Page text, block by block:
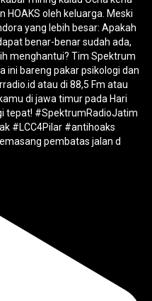
pembatas jalan d